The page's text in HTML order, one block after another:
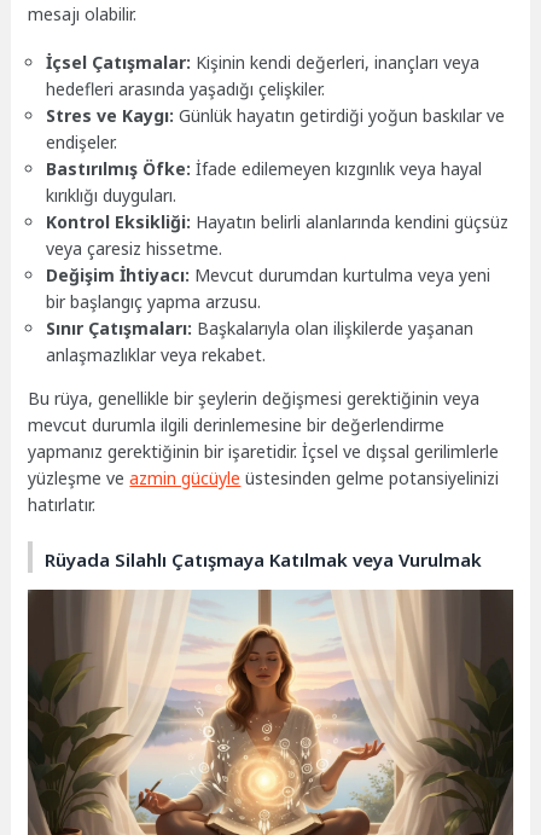
mesajı olabilir.
İçsel Çatışmalar: Kişinin kendi değerleri, inançları veya
hedefleri arasında yaşadığı çelişkiler.
Stres ve Kaygı: Günlük hayatın getirdiği yoğun baskılar ve
endişeler.
Bastırılmış Öfke: İfade edilemeyen kızgınlık veya hayal
kırıklığı duyguları.
Kontrol Eksikliği: Hayatın belirli alanlarında kendini güçsüz
veya çaresiz hissetme.
Değişim İhtiyacı: Mevcut durumdan kurtulma veya yeni
bir başlangıç yapma arzusu.
Sınır Çatışmaları: Başkalarıyla olan ilişkilerde yaşanan
anlaşmazlıklar veya rekabet.
Bu rüya, genellikle bir şeylerin değişmesi gerektiğinin veya
mevcut durumla ilgili derinlemesine bir değerlendirme
yapmanız gerektiğinin bir işaretidir. İçsel ve dışsal gerilimlerle
yüzleşme veazmin gücüyle üstesinden gelme potansiyelinizi
hatırlatır.
Rüyada Silahlı Çatışmaya Katılmak veya Vurulmak